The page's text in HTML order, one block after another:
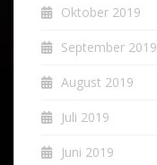
Oktober 2019
September 2019
August 2019
Juli 2019
Juni 2019